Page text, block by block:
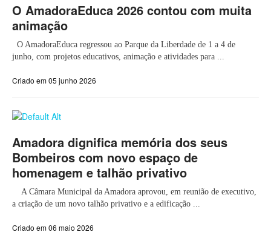
O AmadoraEduca 2026 contou com muita
animação
O AmadoraEduca regressou ao Parque da Liberdade de 1 a 4 de
junho, com projetos educativos, animação e atividades para ...
Criado em 05 junho 2026
Amadora dignifica memória dos seus
Bombeiros com novo espaço de
homenagem e talhão privativo
A Câmara Municipal da Amadora aprovou, em reunião de executivo,
a criação de um novo talhão privativo e a edificação ...
Criado em 06 maio 2026